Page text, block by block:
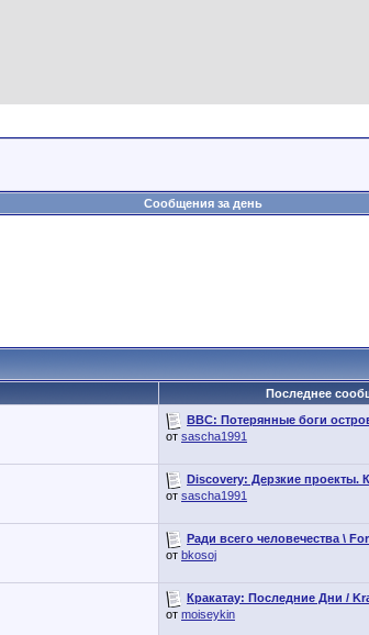
Сообщения за день
Последнее
BBC: Потерянные боги
от sascha1991
Discovery: Дерзкие проекты.
от sascha1991
Ради всего человечества \
от bkosoj
Кракатау: Последние Дни /
от moiseykin